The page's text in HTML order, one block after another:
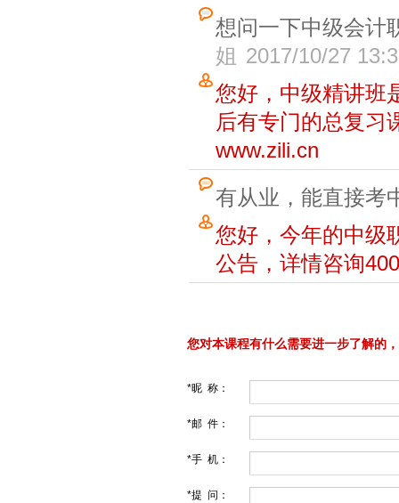
想问一下中级会计
姐 2017/10/27
您好，中级精讲班
后有专门的总复习
www.zili.cn
有从业，能直接考
您好，今年的中级
公告，详情咨询
您对本课程有什么需要进一步了解的
*昵 称：
*邮 件：
*手 机：
*提 问：